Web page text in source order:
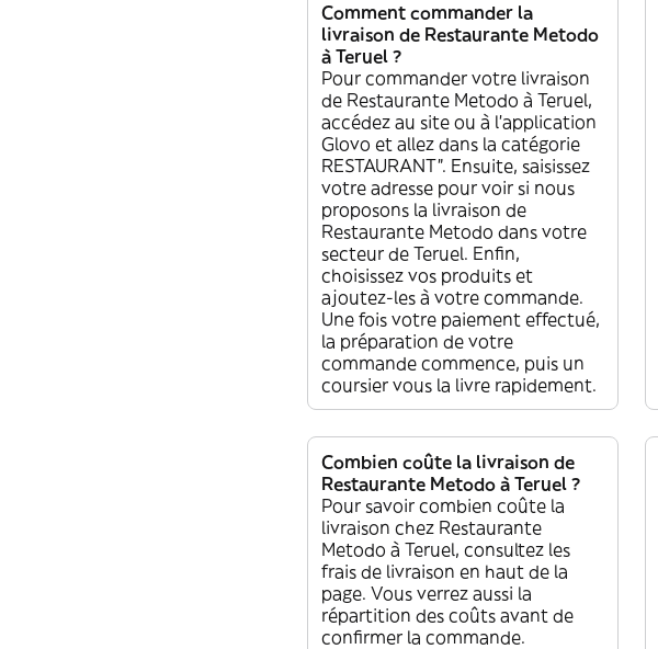
Comment commander la
livraison de Restaurante Metodo
à Teruel ?
Pour commander votre livraison
de Restaurante Metodo à Teruel,
accédez au site ou à l'application
Glovo et allez dans la catégorie
RESTAURANT”. Ensuite, saisissez
votre adresse pour voir si nous
proposons la livraison de
Restaurante Metodo dans votre
secteur de Teruel. Enfin,
choisissez vos produits et
ajoutez-les à votre commande.
Une fois votre paiement effectué,
la préparation de votre
commande commence, puis un
coursier vous la livre rapidement.
Combien coûte la livraison de
Restaurante Metodo à Teruel ?
Pour savoir combien coûte la
livraison chez Restaurante
Metodo à Teruel, consultez les
frais de livraison en haut de la
page. Vous verrez aussi la
répartition des coûts avant de
confirmer la commande.